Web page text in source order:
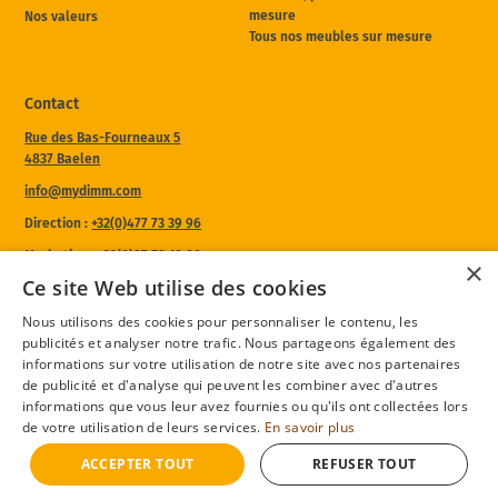
Nos valeurs
mesure
Tous nos meubles sur mesure
Contact
Rue des Bas-Fourneaux 5
4837 Baelen
info@mydimm.com
Direction :+32(0)477 73 39 96
Marketing :+32(0)87 59 10 80
Heures d'ouverture de notre atelier :
8h à 12h - 13h à 17h
Le vendredi
8h à 12h - 13h à 16h30
Nos réseaux sociaux
×
Ce site Web utilise des cookies
Nous utilisons des cookies pour personnaliser le contenu, les
publicités et analyser notre trafic. Nous partageons également des
informations sur votre utilisation de notre site avec nos partenaires
de publicité et d'analyse qui peuvent les combiner avec d'autres
informations que vous leur avez fournies ou qu'ils ont collectées lors
de votre utilisation de leurs services. En savoir plus
ACCEPTER TOUT
REFUSER TOUT